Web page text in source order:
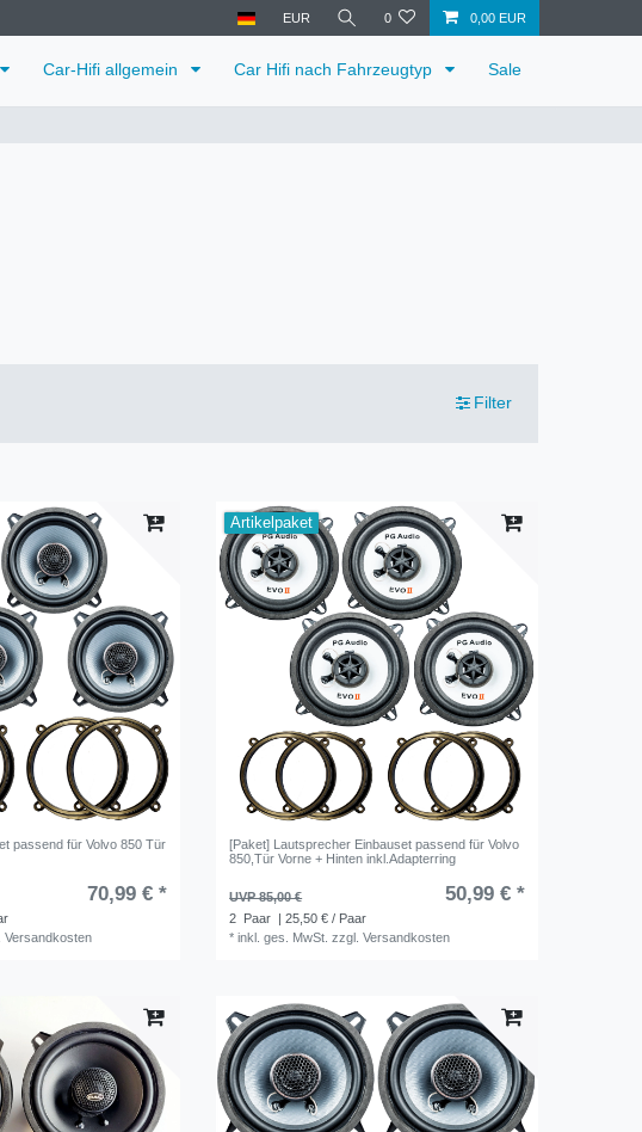
EUR 0 0,00 EUR
Car-Hifi allgemein Car Hifi nach Fahrzeugtyp Sale
Filter
passend für Volvo 850 Tür
70,99 € *
Versandkosten
Artikelpaket
[Paket] Lautsprecher Einbauset passend für Volvo
850,Tür Vorne + Hinten inkl.Adapterring
UVP 85,00 € 50,99 € *
2 Paar | 25,50 € / Paar
*inkl. ges. MwSt. zzgl.Versandkosten